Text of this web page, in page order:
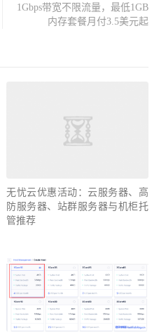
1Gbps带宽不限流量，最低1GB
内存套餐月付3.5美元起
无忧云优惠活动：云服务器、高
防服务器、站群服务器与机柜托
管推荐